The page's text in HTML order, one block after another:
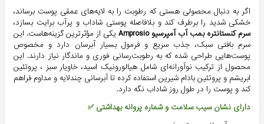
اگر به دنبال محصولی هستی که رطوبت را به لایه‌های عمقی پوست برساند،
خشکی شدید را برطرف کند و بلافاصله پوستی شاداب و پرآب برایت بسازد،
سرم کنستانتره بمب آب آمپرسیو Amprosio
یکی از مؤثرترین گزینه‌هاست. این
سرم بافتی سبک، جذب سریع و فرمول بسیار آبرسان دارد و مخصوص
پوست‌هایی طراحی شده که به رطوبت‌رسانی فوری و ماندگار نیاز دارند. این
محصول از ترکیب نوآورانه‌ای شامل هیالورونیک اسید، خاویار سبز ، پروتئین
ابریشم و پروتئین بادام شیرین استفاده کرده تا آبرسانی چندلایه و مداوم فراهم
کند و پوست را در طول روز شاداب نگه دارد.
دارای نشان سیب سلامت و شماره پروانه بهداشتی ✅